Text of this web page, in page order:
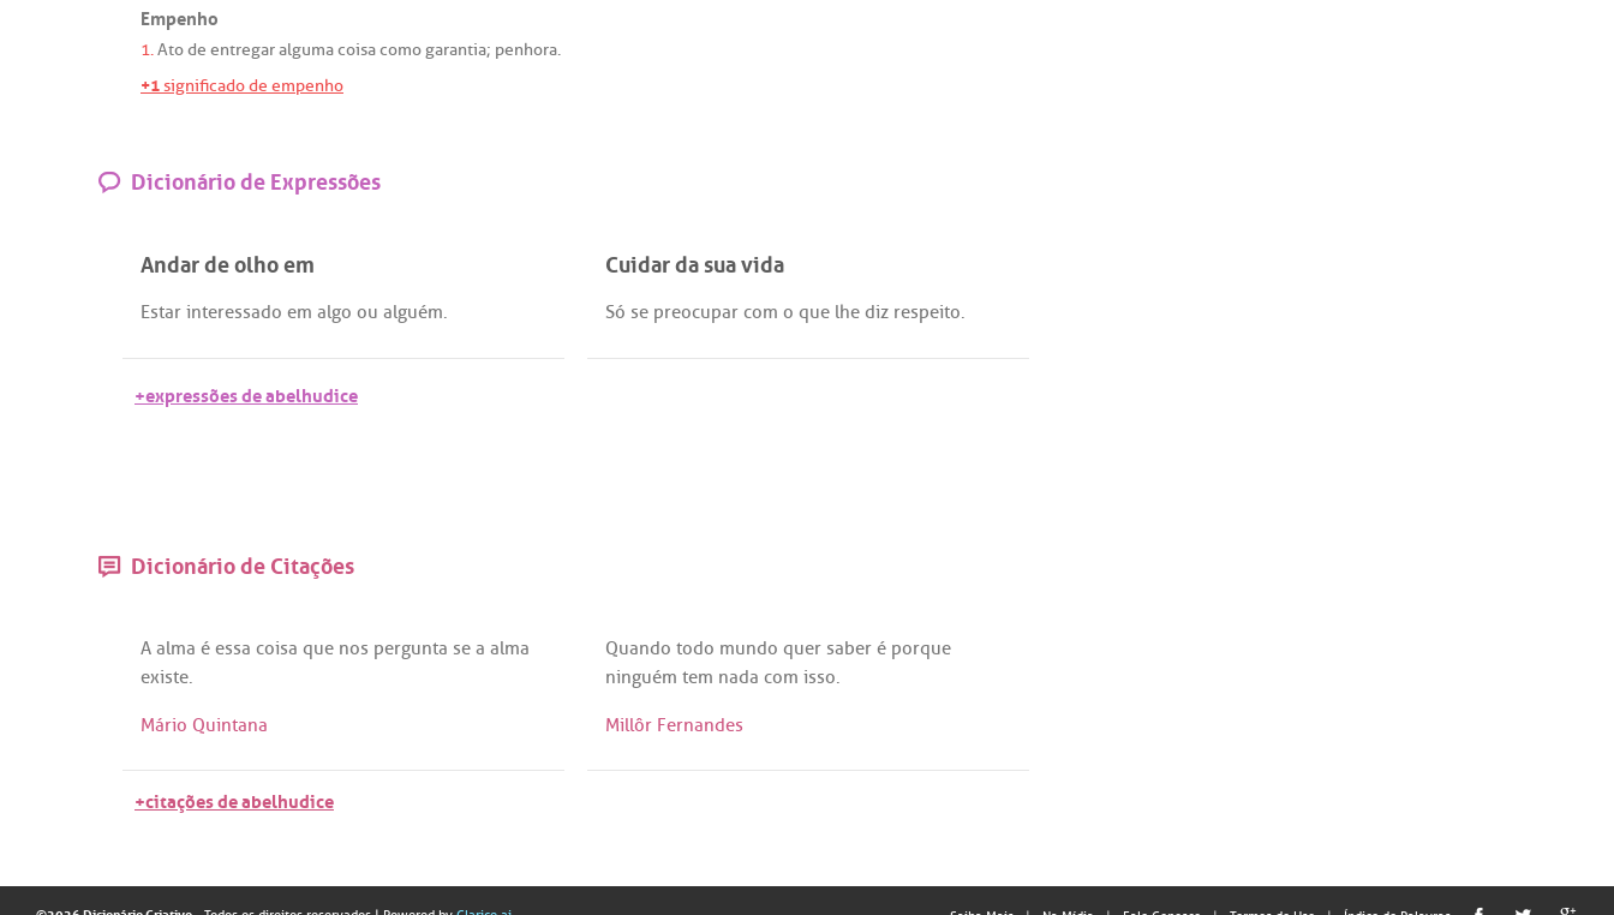
Empenho
1.Atode entregaralgumacoisacomo garantia; penhora.
+1significado de empenho
Dicionário de Expressões
Andar de olho em
Estar interessado em algo ou alguém.
Cuidar da sua vida
Só se preocupar com o que lhe diz respeito.
+expressões de abelhudice
Dicionário de Citações
A alma é essa coisa que nos pergunta se a alma
existe.
Mário Quintana
Quando todo mundo quer saber é porque
ninguém tem nada com isso.
Millôr Fernandes
+citações de abelhudice